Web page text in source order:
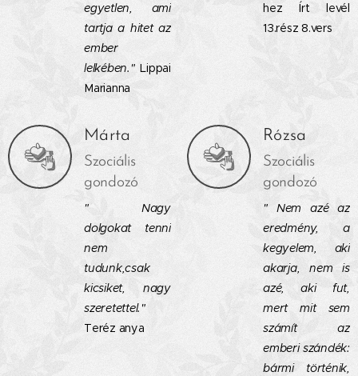
egyetlen, ami
tartja a hitet az
ember
lelkében."Lippai
Marianna
hez Írt levél
13.rész 8.vers
Márta
Szociális
gondozó
" Nagy
dolgokat tenni
nem
tudunk,csak
kicsiket, nagy
szeretettel."
Teréz anya
Rózsa
Szociális
gondozó
" Nem azé az
eredmény, a
kegyelem, aki
akarja, nem is
azé, aki fut,
mert mit sem
számít az
emberi szándék:
bármi történik,